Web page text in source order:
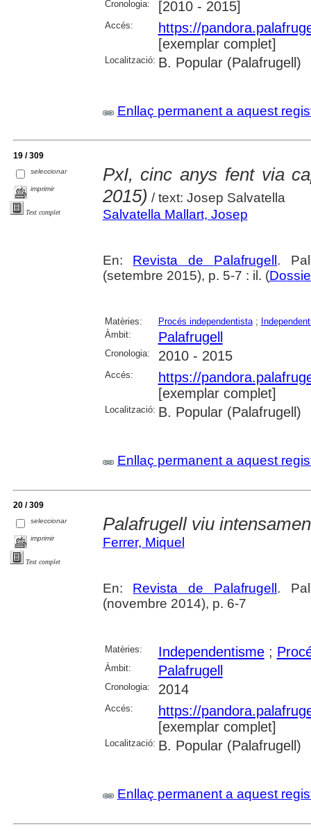
Cronologia: [2010 - 2015]
Accés:
https://
[exemplar complet]
Localització: B. Popular (Palafrugell)
Enllaç permanent a aquest
19 / 309
seleccionar
imprimir
Text complet
PxI, cinc anys fent via
2015) / text: Josep Salvatella
Salvatella Mallart, Josep
En: Revista de Palafrugell .
(setembre 2015), p. 5-7 : il. (
Matèries: Procés independentista;
Àmbit:
Palafrugell
Cronologia: 2010 - 2015
Accés:
https://
[exemplar complet]
Localització: B. Popular (Palafrugell)
Enllaç permanent a aquest
20 / 309
seleccionar
imprimir
Text complet
Palafrugell viu
Ferrer, Miquel
En: Revista de Palafrugell .
(novembre 2014), p. 6-7
Matèries: Independentisme;
Àmbit: Palafrugell
Cronologia: 2014
Accés:
https://
[exemplar complet]
Localització: B. Popular (Palafrugell)
Enllaç permanent a aquest